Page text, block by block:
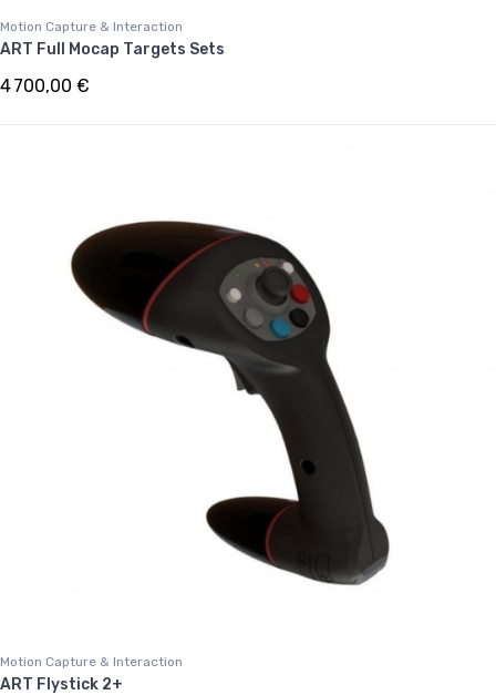
Motion Capture & Interaction
ART Full Mocap Targets Sets
4 700,00 €
Motion Capture & Interaction
ART Flystick 2+